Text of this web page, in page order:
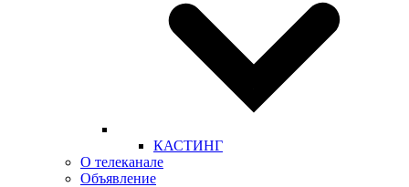
КАСТИНГ
О телеканале
Объявление